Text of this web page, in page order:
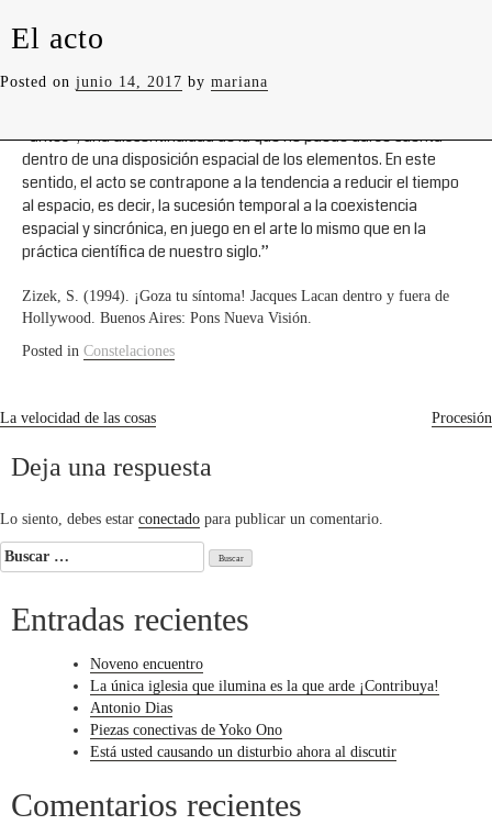
El acto
Posted on junio 14, 2017 by mariana
de que lo que lo define es una temporalidad irreductible al
“antes”, una discontinuidad de la que no puede darse cuenta
dentro de una disposición espacial de los elementos. En este
sentido, el acto se contrapone a la tendencia a reducir el tiempo
al espacio, es decir, la sucesión temporal a la coexistencia
espacial y sincrónica, en juego en el arte lo mismo que en la
práctica científica de nuestro siglo.”
Zizek, S. (1994). ¡Goza tu síntoma! Jacques Lacan dentro y fuera de
Hollywood. Buenos Aires: Pons Nueva Visión.
Posted in Constelaciones
Navegación
de
La velocidad de las cosas Procesión
Deja una respuesta
Lo siento, debes estar conectado para publicar un comentario.
Buscar:
Entradas recientes
Noveno encuentro
La única iglesia que ilumina es la que arde ¡Contribuya!
Antonio Dias
Piezas conectivas de Yoko Ono
Está usted causando un disturbio ahora al discutir
Comentarios recientes